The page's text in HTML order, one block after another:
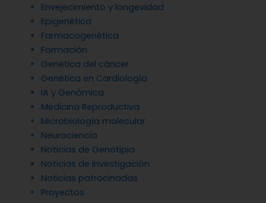
Envejecimiento y longevidad
Epigenética
Farmacogenética
Formación
Genética del cáncer
Genética en Cardiología
IA y Genómica
Medicina Reproductiva
Microbiología molecular
Neurociencia
Noticias de Genotipia
Noticias de investigación
Noticias patrocinadas
Proyectos